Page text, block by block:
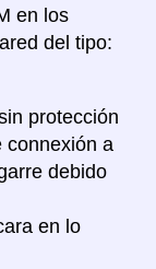
en los
del tipo:
protección
connexión a
debido
en lo